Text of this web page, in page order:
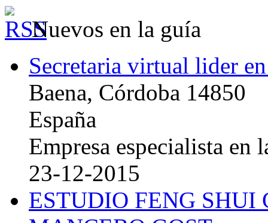
Nuevos en la guía
Secretaria virtual lider
Baena, Córdoba 14850
España
Empresa especialista en
23-12-2015
ESTUDIO FENG